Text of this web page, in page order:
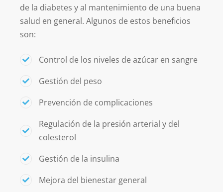
de la diabetes y al mantenimiento de una buena
salud en general. Algunos de estos beneficios
son:
Control de los niveles de azúcar en sangre
Gestión del peso
Prevención de complicaciones
Regulación de la presión arterial y del
colesterol
Gestión de la insulina
Mejora del bienestar general